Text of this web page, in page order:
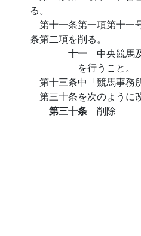
る。
第十一条第一項第十一
条第二項を削る。
十一 中央競馬
を行うこと。
第十三条中「競馬事務
第三十条を次のように
第三十条 削除